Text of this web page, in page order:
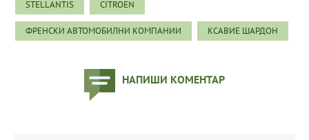
STELLANTIS CITROEN
ФРЕНСКИ АВТОМОБИЛНИ КОМПАНИИ КСАВИЕ ШАРДОН
НАПИШИ КОМЕНТАР